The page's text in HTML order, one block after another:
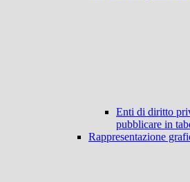
Enti di diritto
pubblicare in
Rappresentazione